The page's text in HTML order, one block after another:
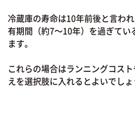
冷蔵庫の寿命は10年前後と言わ
有期間（約7〜10年）を過ぎて
ます。
これらの場合はランニングコス
えを選択肢に入れるとよいでしょ